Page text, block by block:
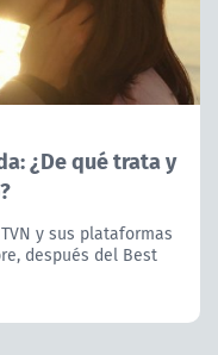
¿De qué trata y
y sus plataformas
después del Best